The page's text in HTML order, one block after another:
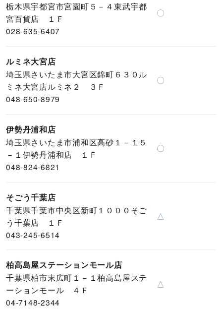
栃木県宇都宮市宮園町５－４東武宇都
宮百貨店 １Ｆ
028-635-6407
〇
ルミネ大宮店
埼玉県さいたま市大宮区錦町６３０ル
ミネ大宮店ルミネ２ ３Ｆ
048-650-8979
〇
伊勢丹浦和店
埼玉県さいたま市浦和区高砂１－１５
－１伊勢丹浦和店 １Ｆ
048-824-6821
〇
そごう千葉店
千葉県千葉市中央区新町１０００そご
う千葉店 １Ｆ
043-245-6514
△
柏高島屋ステーションモール店
千葉県柏市末広町１－１柏高島屋ステ
ーションモール ４Ｆ
04-7148-2344
△